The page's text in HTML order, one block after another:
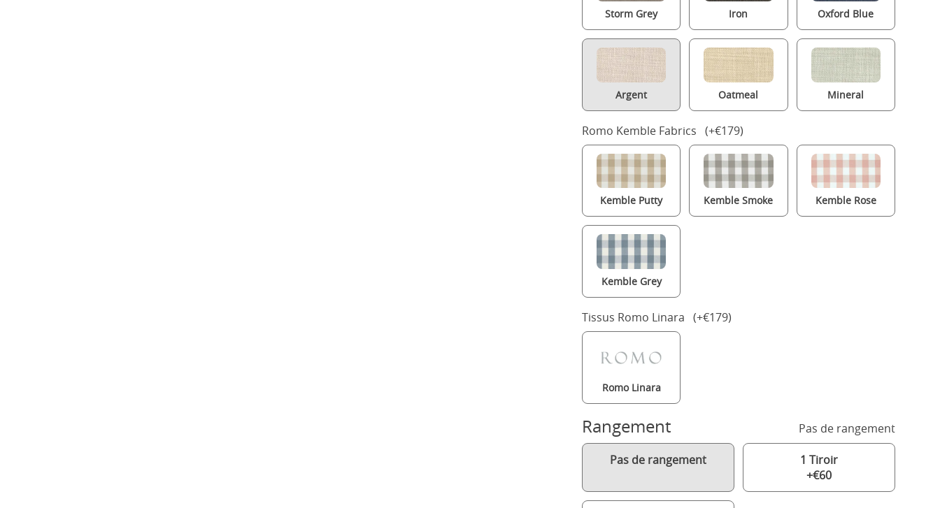
Storm Grey Iron Oxford Blue
Argent Oatmeal Mineral
Romo Kemble Fabrics (+€179)
Kemble Putty Kemble Smoke Kemble Rose
Kemble Grey
Tissus Romo Linara (+€179)
Romo Linara
Rangement Pas de rangement
Pas de rangement
1 Tiroir
+€60